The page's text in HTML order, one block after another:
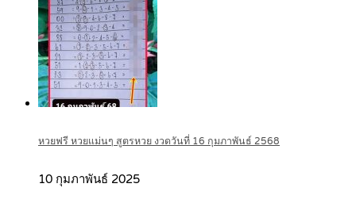
หวยฟรี หวยแม่นๆ สูตรหวย งวดวันที่ 16 กุมภาพันธ์ 2568
10 กุมภาพันธ์ 2025